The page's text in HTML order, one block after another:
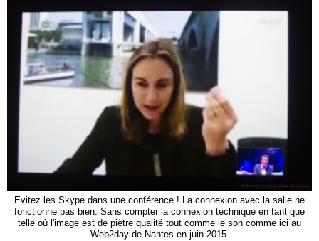
Evitez les Skype dans une conférence ! La connexion avec la salle ne
fonctionne pas bien. Sans compter la connexion technique en tant que
telle où l'image est de piètre qualité tout comme le son comme ici au
Web2day de Nantes en juin 2015.